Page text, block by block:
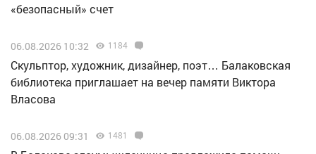
«безопасный» счет
06.08.2026 10:32 1184
Скульптор, художник, дизайнер, поэт… Балаковская
библиотека приглашает на вечер памяти Виктора
Власова
06.08.2026 09:31 1481